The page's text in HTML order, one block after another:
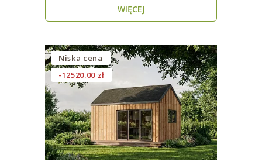
WIĘCEJ
Niska cena
-12520.00 zł